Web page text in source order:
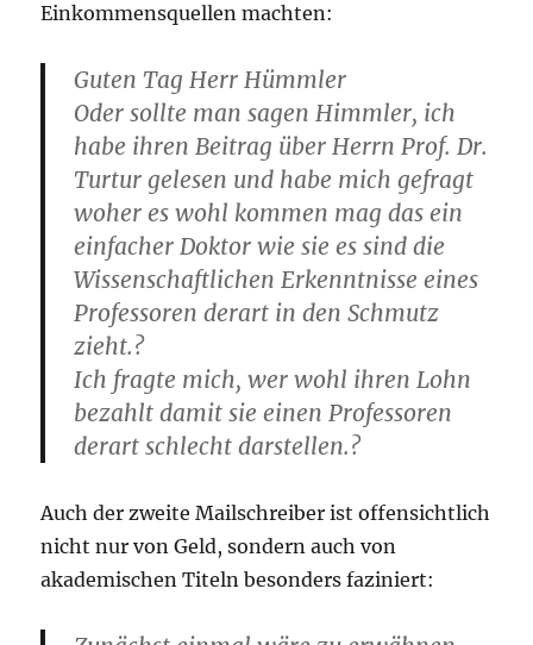
Einkommensquellen machten:
Guten Tag Herr Hümmler
Oder sollte man sagen Himmler, ich
habe ihren Beitrag über Herrn Prof. Dr.
Turtur gelesen und habe mich gefragt
woher es wohl kommen mag das ein
einfacher Doktor wie sie es sind die
Wissenschaftlichen Erkenntnisse eines
Professoren derart in den Schmutz
zieht.?
Ich fragte mich, wer wohl ihren Lohn
bezahlt damit sie einen Professoren
derart schlecht darstellen.?
Auch der zweite Mailschreiber ist offensichtlich
nicht nur von Geld, sondern auch von
akademischen Titeln besonders faziniert: